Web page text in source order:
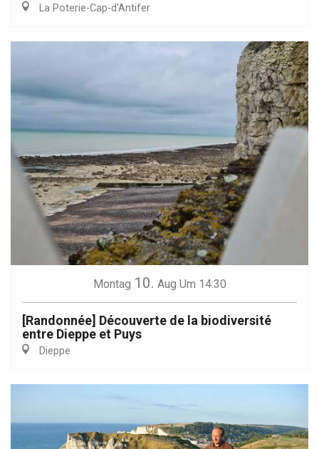
La Poterie-Cap-d'Antifer
Montag 10. Aug Um 14:30
[Randonnée] Découverte de la biodiversité
entre Dieppe et Puys
Dieppe